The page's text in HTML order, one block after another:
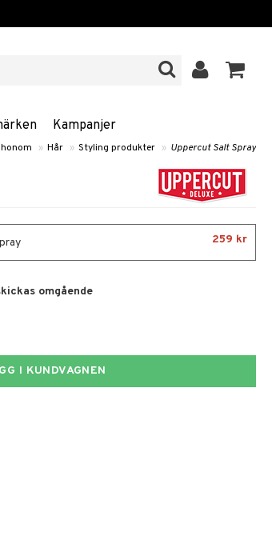
Kampanjer
» Hår » Styling produkter » Uppercut Salt Spray
259 kr
omgående
I KUNDVAGNEN